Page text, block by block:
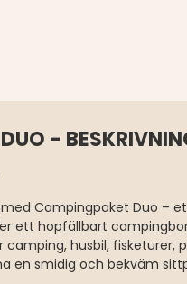
-
Campingpaket Duo –
ett hopfällbart
husbil, fisketurer,
en smidig och bekväm